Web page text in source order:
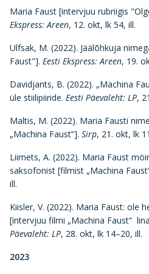
Maria Faust [intervjuu rubriigis
Ekspress: Areen, 12. okt, lk 54, ill.
Ulfsak, M. (2022). Jäälõhkuja
Faust"]. Eesti Ekspress: Areen, 19.
Davidjants, B. (2022). „Machina
üle stiilipiiride. Eesti Päevaleht: LP,
Maltis, M. (2022). Maria Fausti
„Machina Faust“]. Sirp, 21. okt, lk
Liimets, A. (2022). Maria Faust
saksofonist [filmist „Machina
ill.
Kiisler, V. (2022). Maria Faust: ole
[intervjuu filmi „Machina Faust“
Päevaleht: LP, 28. okt, lk 14–20, ill.
2023